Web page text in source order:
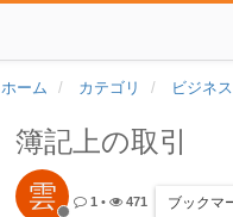
ホーム カテゴリ ビジネ
簿記上の取引
雲 1 • 471 ブックマ